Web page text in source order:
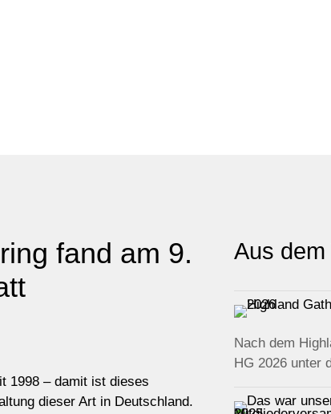
fand am 9.
1998 – damit ist dieses
dieser Art in Deutschland.
Aus dem
Nach dem
HG 2026 unter